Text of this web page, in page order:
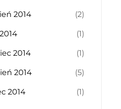
2014 (2)
(1)
2014 (1)
2014 (5)
2014 (1)